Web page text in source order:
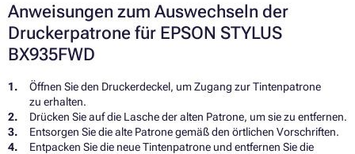
Anweisungen zum Auswechseln der
Druckerpatrone für EPSON STYLUS
BX935FWD
Öffnen Sie den Druckerdeckel, um Zugang zur Tintenpatrone
zu erhalten.
Drücken Sie auf die Lasche der alten Patrone, um sie zu entfernen.
Entsorgen Sie die alte Patrone gemäß den örtlichen Vorschriften.
Entpacken Sie die neue Tintenpatrone und entfernen Sie die